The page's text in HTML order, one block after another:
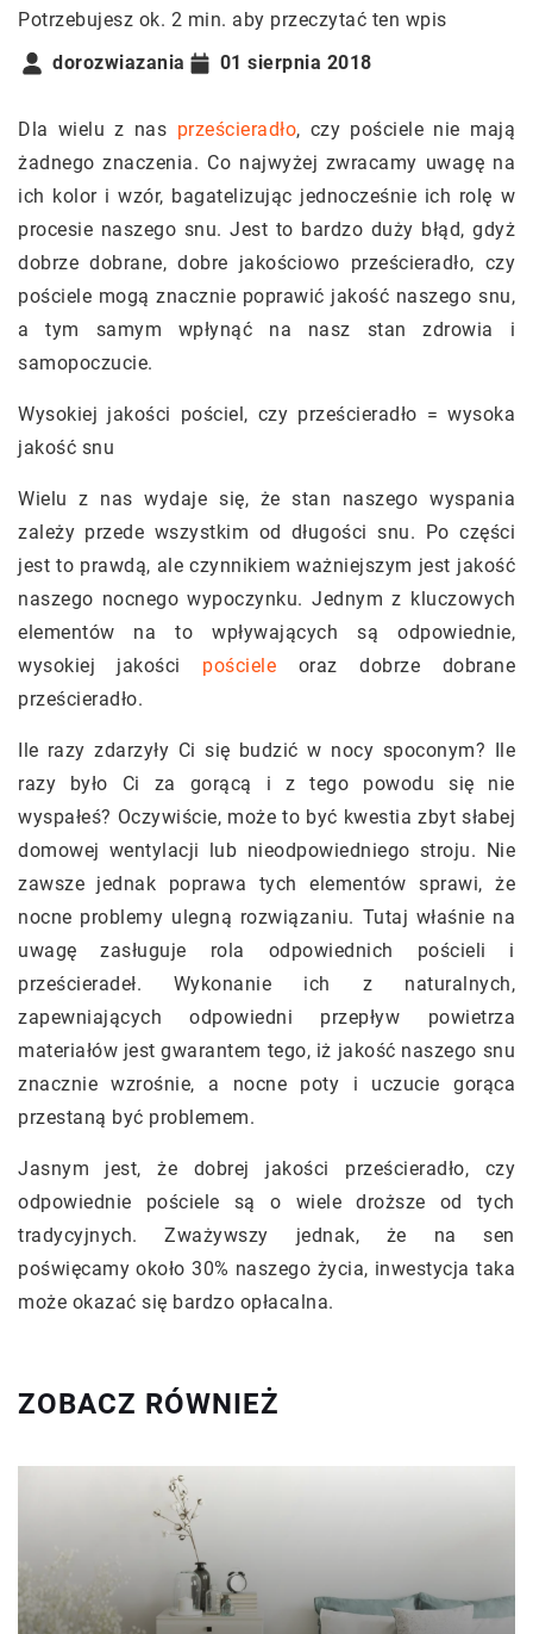
Potrzebujesz ok. 2 min. aby przeczytać ten wpis
dorozwiazania
01 sierpnia 2018
Dla wielu z nas prześcieradło, czy pościele nie mają
żadnego znaczenia. Co najwyżej zwracamy uwagę na
ich kolor i wzór, bagatelizując jednocześnie ich rolę w
procesie naszego snu. Jest to bardzo duży błąd, gdyż
dobrze dobrane, dobre jakościowo prześcieradło, czy
pościele mogą znacznie poprawić jakość naszego snu,
a tym samym wpłynąć na nasz stan zdrowia i
samopoczucie.
Wysokiej jakości pościel, czy prześcieradło = wysoka
jakość snu
Wielu z nas wydaje się, że stan naszego wyspania
zależy przede wszystkim od długości snu. Po części
jest to prawdą, ale czynnikiem ważniejszym jest jakość
naszego nocnego wypoczynku. Jednym z kluczowych
elementów na to wpływających są odpowiednie,
wysokiej jakości pościele oraz dobrze dobrane
prześcieradło.
Ile razy zdarzyły Ci się budzić w nocy spoconym? Ile
razy było Ci za gorącą i z tego powodu się nie
wyspałeś? Oczywiście, może to być kwestia zbyt słabej
domowej wentylacji lub nieodpowiedniego stroju. Nie
zawsze jednak poprawa tych elementów sprawi, że
nocne problemy ulegną rozwiązaniu. Tutaj właśnie na
uwagę zasługuje rola odpowiednich pościeli i
prześcieradeł. Wykonanie ich z naturalnych,
zapewniających odpowiedni przepływ powietrza
materiałów jest gwarantem tego, iż jakość naszego snu
znacznie wzrośnie, a nocne poty i uczucie gorąca
przestaną być problemem.
Jasnym jest, że dobrej jakości prześcieradło, czy
odpowiednie pościele są o wiele droższe od tych
tradycyjnych. Zważywszy jednak, że na sen
poświęcamy około 30% naszego życia, inwestycja taka
może okazać się bardzo opłacalna.
ZOBACZ RÓWNIEŻ